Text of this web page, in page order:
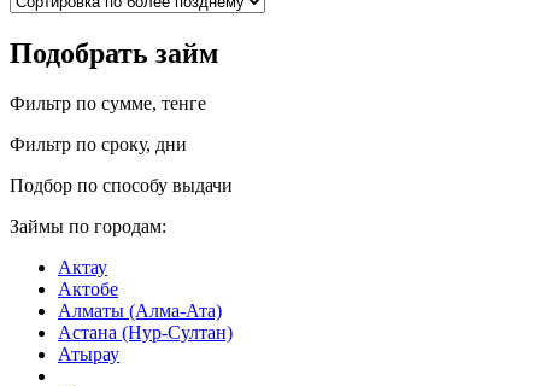
Подобрать займ
Фильтр по сумме, тенге
Фильтр по сроку, дни
Подбор по способу выдачи
Займы по городам:
Актау
Актобе
Алматы (Алма-Ата)
Астана (Нур-Султан)
Атырау